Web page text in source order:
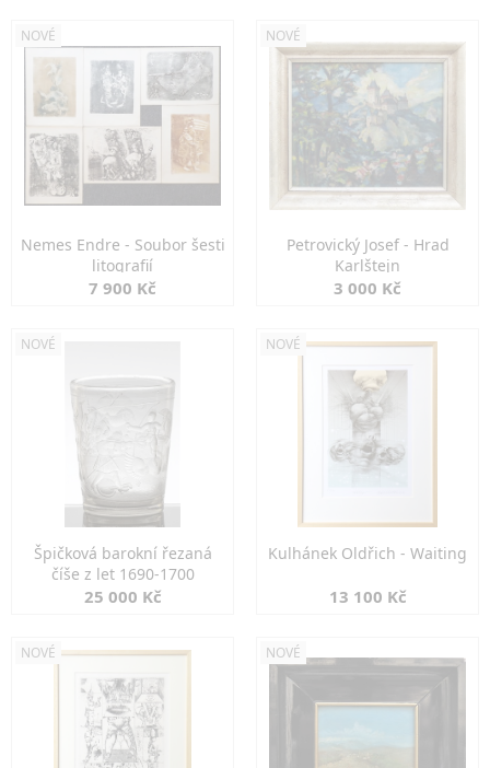
NOVÉ
Nemes Endre - Soubor šesti
litografií
7 900 Kč
NOVÉ
Petrovický Josef - Hrad
Karlštejn
3 000 Kč
NOVÉ
Špičková barokní řezaná
číše z let 1690-1700
25 000 Kč
NOVÉ
Kulhánek Oldřich - Waiting
13 100 Kč
NOVÉ NOVÉ